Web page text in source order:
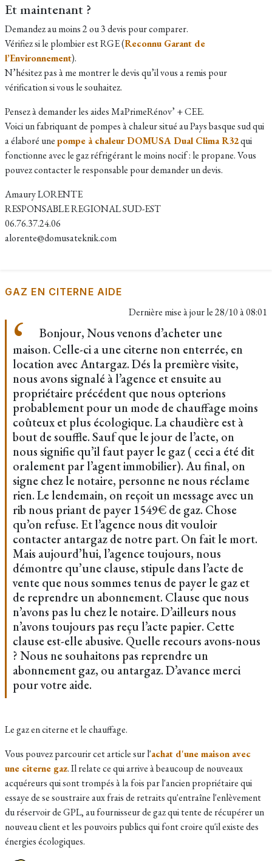
Et maintenant ?
Demandez au moins 2 ou 3 devis pour comparer.
Vérifiez si le plombier est RGE (Reconnu Garant de
l’Environnement).
N’hésitez pas à me montrer le devis qu’il vous a remis pour
vérification si vous le souhaitez.
Pensez à demander les aides MaPrimeRénov’ + CEE.
Voici un fabriquant de pompes à chaleur situé au Pays basque sud qui
a élaboré unepompe à chaleur DOMUSA Dual Clima R32qui
fonctionne avec le gaz réfrigérant le moins nocif : le propane. Vous
pouvez contacter le responsable pour demander un devis.​
Amaury LORENTE
RESPONSABLE REGIONAL SUD-EST
06.76.37.24.06
alorente@domusateknik.com
GAZ EN CITERNE AIDE
Dernière mise à jour le28/10 à 08:01
Bonjour, Nous venons d’acheter une
maison. Celle-ci a une citerne non enterrée, en
location avec Antargaz. Dés la première visite,
nous avons signalé à l’agence et ensuite au
propriétaire précédent que nous opterions
probablement pour un mode de chauffage moins
coûteux et plus écologique. La chaudière est à
bout de souffle. Sauf que le jour de l’acte, on
nous signifie qu’il faut payer le gaz ( ceci a été dit
oralement par l’agent immobilier). Au final, on
signe chez le notaire, personne ne nous réclame
rien. Le lendemain, on reçoit un message avec un
rib nous priant de payer 1549€ de gaz. Chose
qu’on refuse. Et l’agence nous dit vouloir
contacter antargaz de notre part. On fait le mort.
Mais aujourd’hui, l’agence toujours, nous
démontre qu’une clause, stipule dans l’acte de
vente que nous sommes tenus de payer le gaz et
de reprendre un abonnement. Clause que nous
n’avons pas lu chez le notaire. D’ailleurs nous
n’avons toujours pas reçu l’acte papier. Cette
clause est-elle abusive. Quelle recours avons-nous
? Nous ne souhaitons pas reprendre un
abonnement gaz, ou antargaz. D’avance merci
pour votre aide.
Le gaz en citerne et le chauffage.
Vous pouvez parcourir cet article sur l'achat d'une maison avec
une citerne gaz. Il relate ce qui arrive à beaucoup de nouveaux
acquéreurs qui sont trompés à la fois par l'ancien propriétaire qui
essaye de se soustraire aux frais de retraits qu'entraîne l'enlèvement
du réservoir de GPL, au fournisseur de gaz qui tente de récupérer un
nouveau client et les pouvoirs publics qui font croire qu'il existe des
énergies écologiques.